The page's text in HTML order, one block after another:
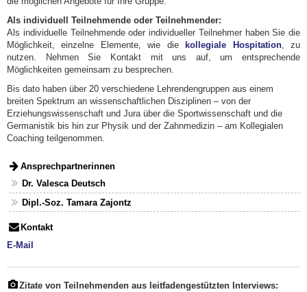
Als individuell Teilnehmende oder Teilnehmender:
Als individuelle Teilnehmende oder individueller Teilnehmer haben Sie die
Möglichkeit, einzelne Elemente, wie die
kollegiale Hospitation, zu
nutzen. Nehmen Sie Kontakt mit uns auf, um entsprechende
Möglichkeiten gemeinsam zu besprechen.
Bis dato haben über 20 verschiedene Lehrendengruppen aus einem
breiten Spektrum an wissenschaftlichen Disziplinen – von der
Erziehungswissenschaft und Jura über die Sportwissenschaft und die
Germanistik bis hin zur Physik und der Zahnmedizin – am Kollegialen
Coaching teilgenommen.
Ansprechpartnerinnen
Dr. Valesca Deutsch
Dipl.-Soz. Tamara Zajontz
Kontakt
E-Mail
Zitate von Teilnehmenden aus leitfadengestützten Interviews: